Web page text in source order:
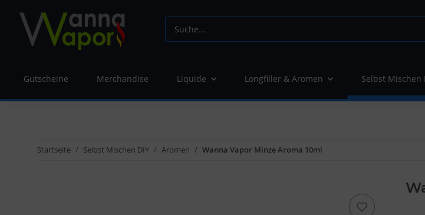
Gutscheine Merchandise Liquide Longfiller & Aromen Selbst Mischen
Startseite Selbst Mischen DIY Aromen Wanna Vapor Minze Aroma 10ml